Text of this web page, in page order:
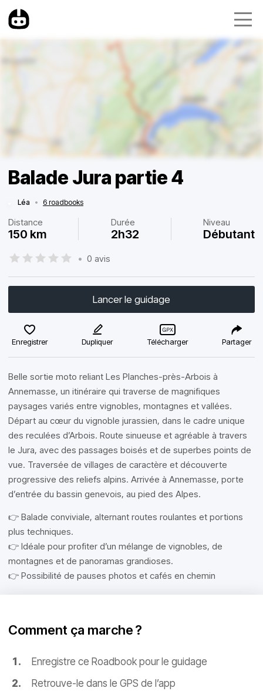
Balade Jura partie 4
Léa • 6 roadbooks
Distance
150 km
Durée
2h32
Niveau
Débutant
• 0 avis
Lancer le guidage
Enregistrer Dupliquer Télécharger Partager
Belle sortie moto reliant Les Planches-près-Arbois à
Annemasse, un itinéraire qui traverse de magnifiques
paysages variés entre vignobles, montagnes et vallées.
Départ au cœur du vignoble jurassien, dans le cadre unique
des reculées d’Arbois. Route sinueuse et agréable à travers
le Jura, avec des passages boisés et de superbes points de
vue. Traversée de villages de caractère et découverte
progressive des reliefs alpins. Arrivée à Annemasse, porte
d’entrée du bassin genevois, au pied des Alpes.
👉 Balade conviviale, alternant routes roulantes et portions
plus techniques.
👉 Idéale pour profiter d’un mélange de vignobles, de
montagnes et de panoramas grandioses.
👉 Possibilité de pauses photos et cafés en chemin
Comment ça marche ?
Enregistre ce Roadbook pour le guidage
Retrouve-le dans le GPS de l’app